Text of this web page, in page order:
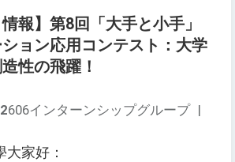
情報】第8回「大手と小手」
ョン応用コンテスト：大学
性の飛躍！
606インターンシップグループ |
家好：